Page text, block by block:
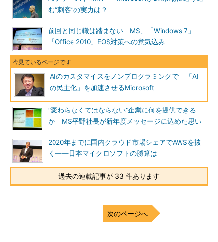
む“刺客”の実力は？
前回と同じ轍は踏まない MS、「Windows 7」
「Office 2010」EOS対策への意気込み
AIのカスタマイズをノンプログラミングで 「AI
の民主化」を加速させるMicrosoft
“変わらなくてはならない”企業に何を提供できる
か MS平野社長が新年度メッセージに込めた思い
2020年までに国内クラウド市場シェアでAWSを抜
く――日本マイクロソフトの勝算は
過去の連載記事が 33 件あります
次のページへ